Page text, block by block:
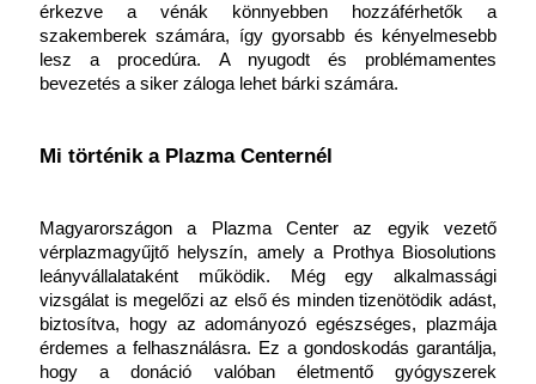
érkezve a vénák könnyebben hozzáférhetők a
szakemberek számára, így gyorsabb és kényelmesebb
lesz a procedúra. A nyugodt és problémamentes
bevezetés a siker záloga lehet bárki számára.
Mi történik a Plazma Centernél
Magyarországon a Plazma Center az egyik vezető
vérplazmagyűjtő helyszín, amely a Prothya Biosolutions
leányvállalataként működik. Még egy alkalmassági
vizsgálat is megelőzi az első és minden tizenötödik adást,
biztosítva, hogy az adományozó egészséges, plazmája
érdemes a felhasználásra. Ez a gondoskodás garantálja,
hogy a donáció valóban életmentő gyógyszerek